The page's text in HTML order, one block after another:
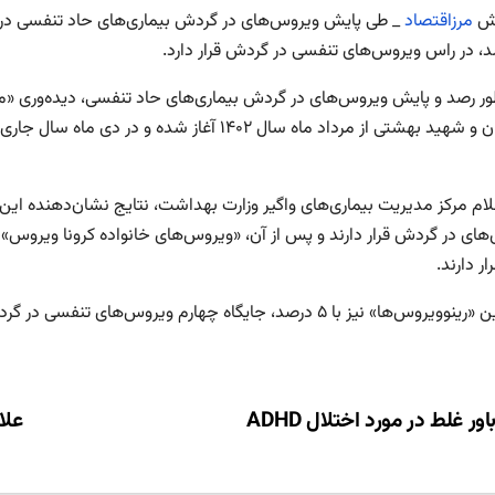
مرزاقتصاد_ طی پایش ویروس‌های در گردش بیماری‌های حاد تنفسی
رصد و پایش ویروس‌های در گردش بیماری‌های حاد تنفسی، دیده‌وری
دارند.
نیز با ۵ درصد، جایگاه چهارم ویروس‌های تنفسی در گردش را از آن خود کرده است.
علائم ۲ بیماری